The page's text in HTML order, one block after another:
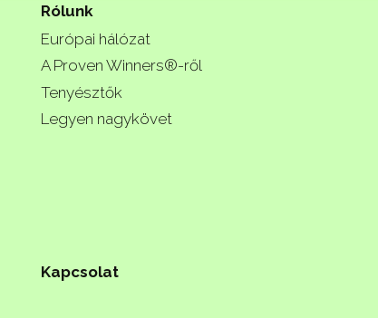
Rólunk
Európai hálózat
A Proven Winners®-ről
Tenyésztők
Legyen nagykövet
Kapcsolat